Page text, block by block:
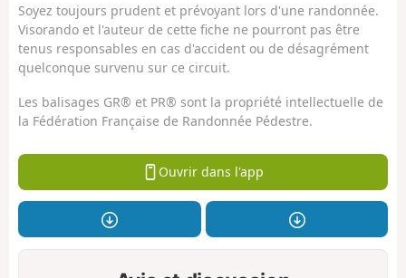
Soyez toujours prudent et prévoyant lors d'une randonnée.
Visorando et l'auteur de cette fiche ne pourront pas être
tenus responsables en cas d'accident ou de désagrément
quelconque survenu sur ce circuit.
Les balisages GR® et PR® sont la propriété intellectuelle de
la Fédération Française de Randonnée Pédestre.
Ouvrir dans l'app